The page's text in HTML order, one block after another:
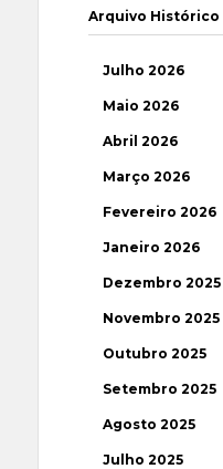
Arquivo Histórico
Julho 2026
Maio 2026
Abril 2026
Março 2026
Fevereiro 2026
Janeiro 2026
Dezembro 2025
Novembro 2025
Outubro 2025
Setembro 2025
Agosto 2025
Julho 2025